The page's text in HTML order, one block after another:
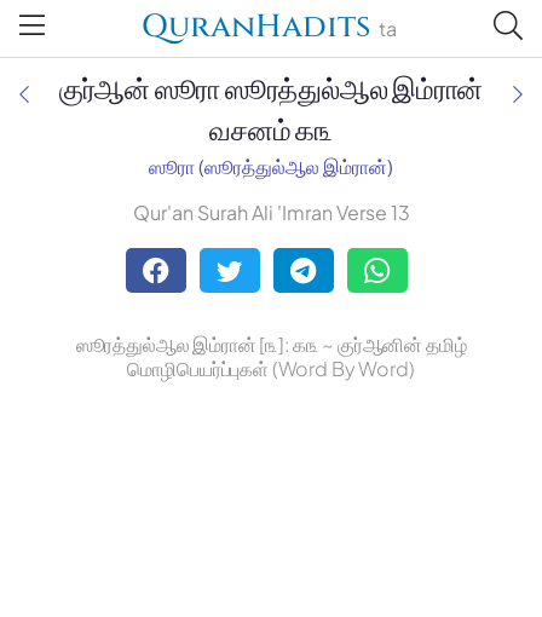
QuranHadits ta
Jan Trust Foundation
Mufti Omar Sheriff Qasimi,
குர்ஆன் ஸூரா ஸூரத்துல்ஆல இம்ரான்
வசனம் ௧௩
ஸூரா (ஸூரத்துல்ஆல இம்ரான்)
Qur'an Surah Ali 'Imran Verse 13
ஸூரத்துல்ஆல இம்ரான் [௩]: ௧௩ ~ குர்ஆனின் தமிழ்
மொழிபெயர்ப்புகள் (Word By Word)